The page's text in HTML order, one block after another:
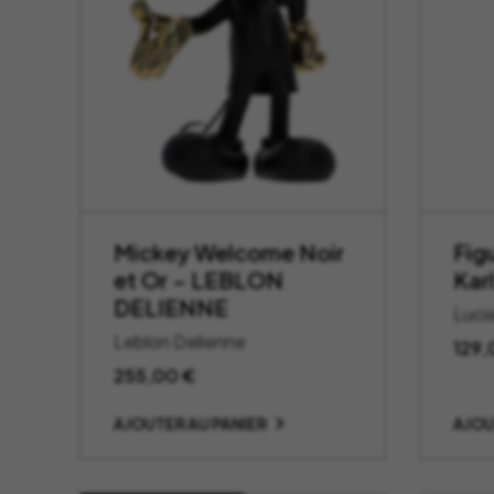
Mickey Welcome Noir
et Or – LEBLON
DELIENNE
Leblon Delienne
255,00€
AJOUTER AU PANIER